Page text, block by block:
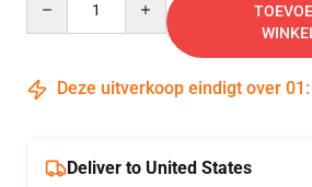
Deze uitverkoop eindigt over 01 :
Deliver to United States